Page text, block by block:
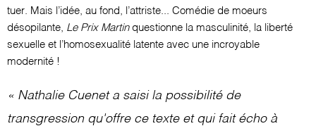
tuer. Mais l’idée, au fond, l’attriste... Comédie de moeurs
désopilante, Le Prix Martinquestionne la masculinité, la liberté
sexuelle et l’homosexualité latente avec une incroyable
modernité !
« Nathalie Cuenet a saisi la possibilité de
transgression qu'offre ce texte et qui fait écho à